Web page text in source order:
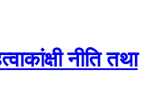
नीति तथा